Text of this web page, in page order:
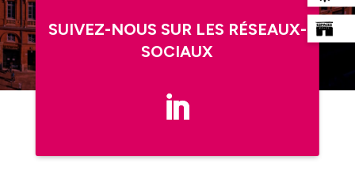
SUIVEZ-NOUS SUR LES RÉSEAUX-
SOCIAUX